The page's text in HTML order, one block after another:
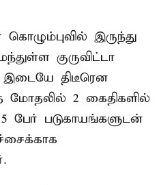
இருந்து
குருவிட்டா
இடையே திடீரென
2 கைதிகளில்
பேர் படுகாயங்களுடன்